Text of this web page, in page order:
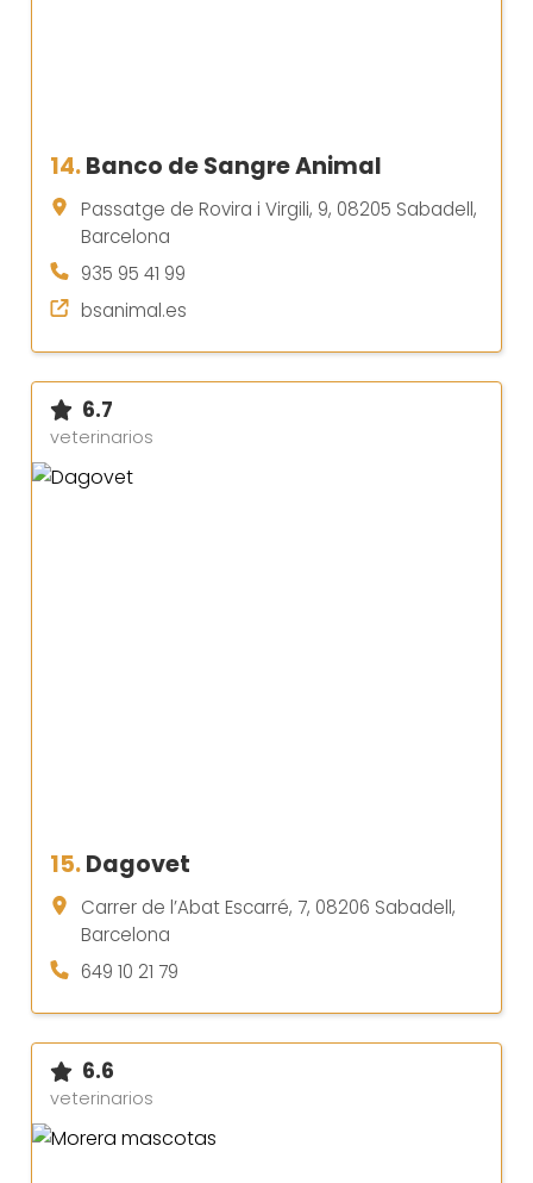
14.Banco de Sangre Animal
Passatge de Rovira i Virgili, 9, 08205 Sabadell,
Barcelona
935 95 41 99
bsanimal.es
6.7
veterinarios
15.Dagovet
Carrer de l’Abat Escarré, 7, 08206 Sabadell,
Barcelona
649 10 21 79
6.6
veterinarios